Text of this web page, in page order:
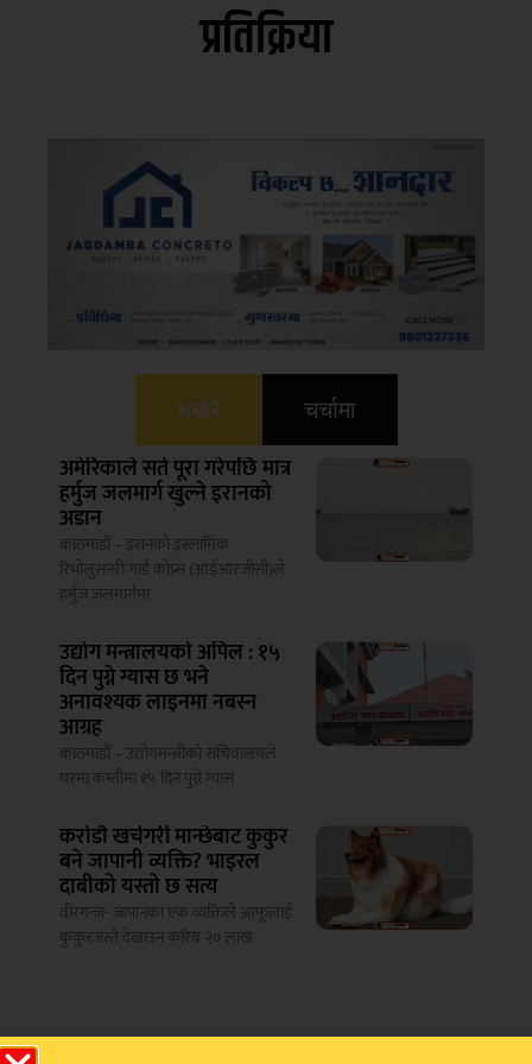
प्रतिक्रिया
भर्खरै चर्चामा
अमेरिकाले सर्त पूरा गरेपछि मात्र
हर्मुज जलमार्ग खुल्ने इरानको
अडान
काठमाडौं – इरानको इस्लामिक
रिभोलुसनरी गार्ड कोप्र्स (आईआरजीसी)ले
हर्मुज जलमार्गमा
उद्योग मन्त्रालयको अपिल : १५
दिन पुग्ने ग्यास छ भने
अनावश्यक लाइनमा नबस्न
आग्रह
काठमाडौं – उद्योगमन्त्रीको सचिवालयले
घरमा कम्तीमा १५ दिन पुग्ने ग्यास
करोडौ खर्चगरी मान्छेबाट कुकुर
बने जापानी व्यक्ति? भाइरल
दाबीको यस्तो छ सत्य
वीरगन्ज- जापानका एक व्यक्तिले आफूलाई
कुकुरजस्तै देखाउन करिब २० लाख